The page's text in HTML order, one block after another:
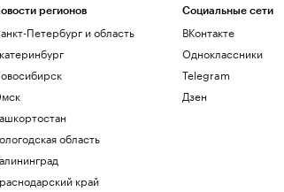
регионов
Петербург и область
область
край
Социальные сети
ВКонтакте
Одноклассники
Telegram
Дзен